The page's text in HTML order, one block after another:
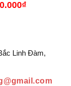
₫Khoảng
Linh Đàm,